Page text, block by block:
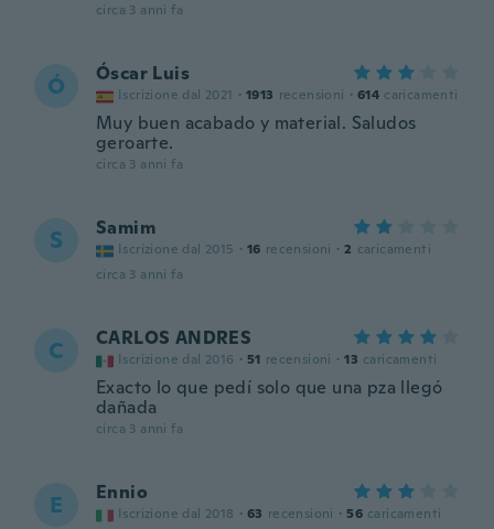
circa 3 anni fa
Ó Óscar Luis
Iscrizione dal 2021 · 1913 recensioni · 614 caricamenti
Muy buen acabado y material. Saludos
geroarte.
circa 3 anni fa
S Samim
Iscrizione dal 2015 · 16 recensioni · 2 caricamenti
circa 3 anni fa
C CARLOS ANDRES
Iscrizione dal 2016 · 51 recensioni · 13 caricamenti
Exacto lo que pedí solo que una pza llegó
dañada
circa 3 anni fa
E Ennio
Iscrizione dal 2018 · 63 recensioni · 56 caricamenti